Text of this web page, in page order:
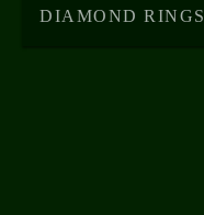
DIAMOND RINGS